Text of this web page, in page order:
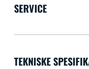
SERVICE
TEKNISKE